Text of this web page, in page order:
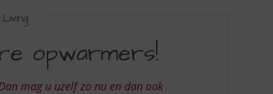
opwarmers!
mag u uzelf zo nu en dan ook